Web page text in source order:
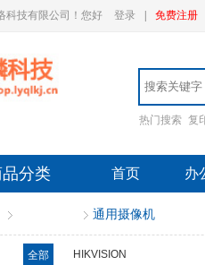
科技有限公司！您好 登录 免费注册
热门搜索 复
分类 首页 办
通用摄像机
全部 HIKVISION